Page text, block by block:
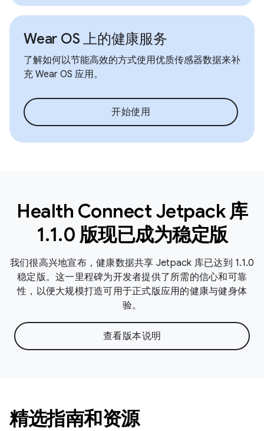
Wear OS 上的健康服务
了解如何以节能高效的方式使用优质传感器数据来补
充 Wear OS 应用。
开始使用
Health Connect Jetpack 库
1.1.0 版现已成为稳定版
我们很高兴地宣布，健康数据共享 Jetpack 库已达到 1.1.0
稳定版。这一里程碑为开发者提供了所需的信心和可靠
性，以便大规模打造可用于正式版应用的健康与健身体
验。
查看版本说明
精选指南和资源